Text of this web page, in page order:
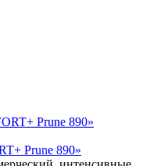
Prune 890»